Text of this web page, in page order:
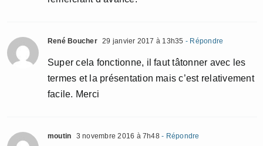
René Boucher 29 janvier 2017 à 13h35 - Répondre
Super cela fonctionne, il faut tâtonner avec les
termes et la présentation mais c’est relativement
facile. Merci
moutin 3 novembre 2016 à 7h48- Répondre